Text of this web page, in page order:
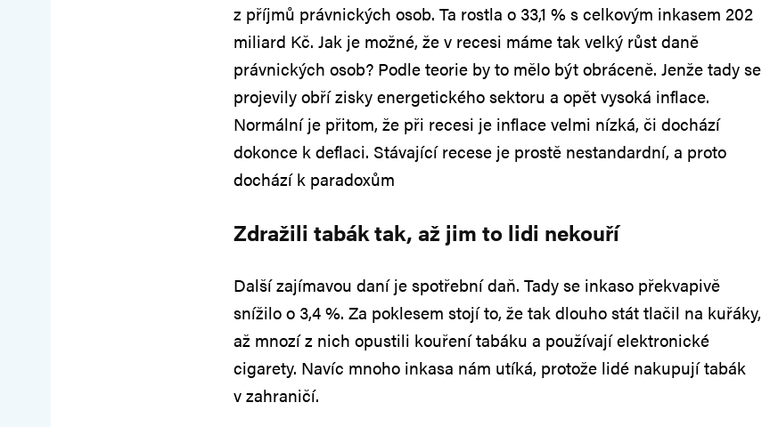
z příjmů právnických osob. Ta rostla o 33,1 % s celkovým inkasem 202
miliard Kč. Jak je možné, že v recesi máme tak velký růst daně
právnických osob? Podle teorie by to mělo být obráceně. Jenže tady se
projevily obří zisky energetického sektoru a opět vysoká inflace.
Normální je přitom, že při recesi je inflace velmi nízká, či dochází
dokonce k deflaci. Stávající recese je prostě nestandardní, a proto
dochází k paradoxům
Zdražili tabák tak, až jim to lidi nekouří
Další zajímavou daní je spotřební daň. Tady se inkaso překvapivě
snížilo o 3,4 %. Za poklesem stojí to, že tak dlouho stát tlačil na kuřáky,
až mnozí z nich opustili kouření tabáku a používají elektronické
cigarety. Navíc mnoho inkasa nám utíká, protože lidé nakupují tabák
v zahraničí.